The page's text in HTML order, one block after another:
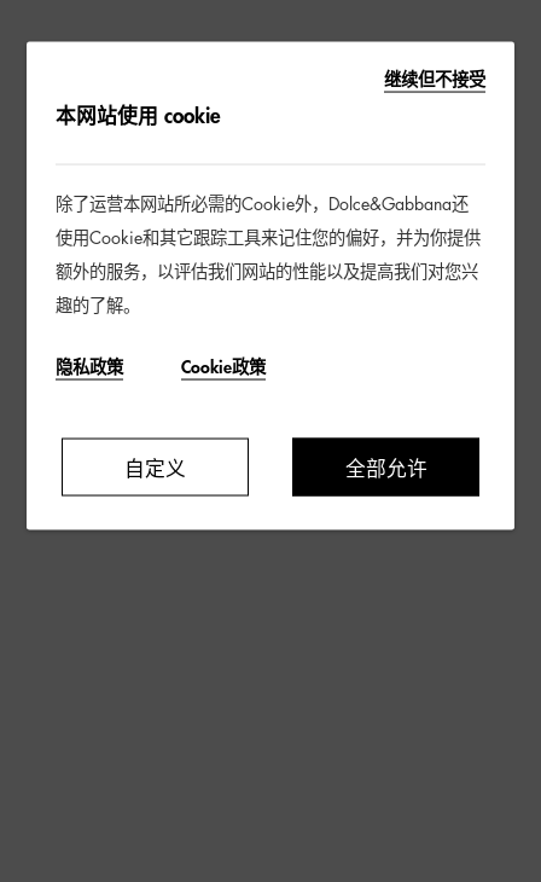
继续但不接受
本网站使用 cookie
除了运营本网站所必需的Cookie外，Dolce&Gabbana还
使用Cookie和其它跟踪工具来记住您的偏好，并为你提供
额外的服务，以评估我们网站的性能以及提高我们对您兴
趣的了解。
隐私政策 Cookie政策
自定义 全部允许